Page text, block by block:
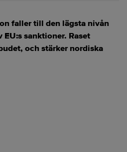
faller till den lägsta nivån
EU:s sanktioner. Raset
och stärker nordiska